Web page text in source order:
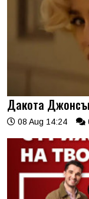
Дакота
08 Aug 14:24